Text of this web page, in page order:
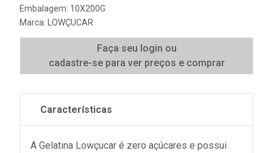
Embalagem: 10X200G
Marca:
LOWÇUCAR
Faça seu login ou
cadastre-se para ver preços e comprar
Características
A Gelatina Lowçucar é zero açúcares e possui